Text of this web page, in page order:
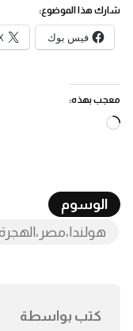
شارك هذا الموضوع:
فيس بوك
معجب بهذه:
جاري
الوسوم
كتب بواسطة